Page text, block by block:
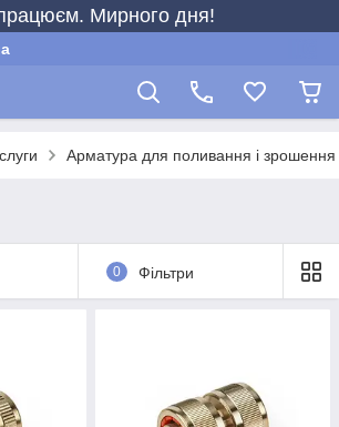
Мирного дня!
Арматура для поливання і зрошення
0 Фільтри